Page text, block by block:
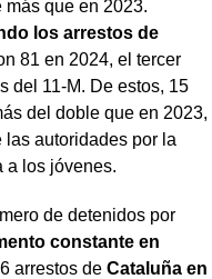
que en 2023.
los arrestos de
81 en 2024, el tercer
del 11-M. De estos, 15
del doble que en 2023,
las autoridades por la
a los jóvenes.
de detenidos por
constante en
arrestos de Cataluña en